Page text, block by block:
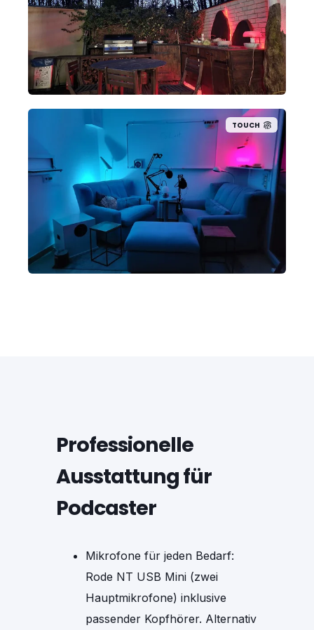
TOUCH
Professionelle
Ausstattung für
Podcaster
Mikrofone für jeden Bedarf:
Rode NT USB Mini (zwei
Hauptmikrofone) inklusive
passender Kopfhörer. Alternativ